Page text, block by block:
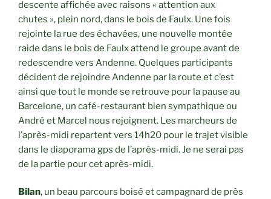
descente affichée avec raisons « attention aux
chutes », plein nord, dans le bois de Faulx. Une fois
rejointe la rue des échavées, une nouvelle montée
raide dans le bois de Faulx attend le groupe avant de
redescendre vers Andenne. Quelques participants
décident de rejoindre Andenne par la route et c’est
ainsi que tout le monde se retrouve pour la pause au
Barcelone, un café-restaurant bien sympathique ou
André et Marcel nous rejoignent. Les marcheurs de
l’après-midi repartent vers 14h20 pour le trajet visible
dans le diaporama gps de l’après-midi. Je ne serai pas
de la partie pour cet après-midi.
Bilan, un beau parcours boisé et campagnard de près